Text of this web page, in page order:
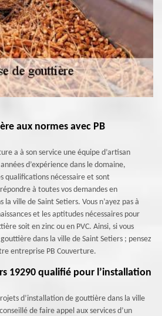
aux normes avec PB
a à son service une équipe d’artisan
d’expérience dans le domaine,
qualifications nécessaire et sont
à toutes vos demandes en
ville de Saint Setiers. Vous n’ayez pas à
et les aptitudes nécessaires pour
soit en zinc ou en PVC. Ainsi, si vous
dans la ville de Saint Setiers ; pensez
entreprise PB Couverture.
19290 qualifié pour l’installation
d’installation de gouttière dans la ville
de faire appel aux services d’un